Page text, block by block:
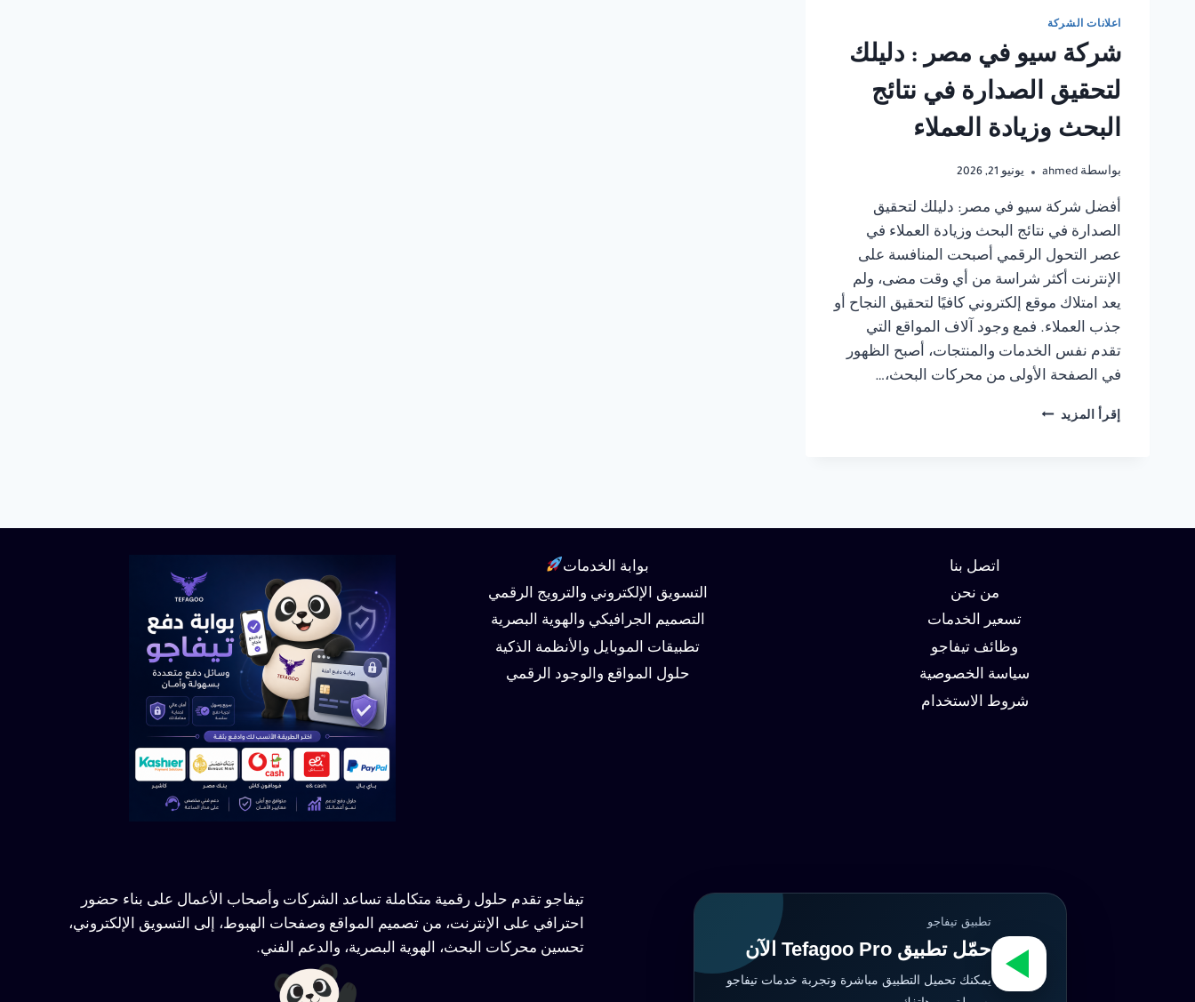
اعلانات الشركة
شركة سيو في مصر : دليلك
لتحقيق الصدارة في نتائج
البحث وزيادة العملاء
بواسطة ahmed يونيو 21, 2026
أفضل شركة سيو في مصر: دليلك لتحقيق
الصدارة في نتائج البحث وزيادة العملاء في
عصر التحول الرقمي أصبحت المنافسة على
الإنترنت أكثر شراسة من أي وقت مضى، ولم
يعد امتلاك موقع إلكتروني كافيًا لتحقيق النجاح أو
جذب العملاء. فمع وجود آلاف المواقع التي
تقدم نفس الخدمات والمنتجات، أصبح الظهور
في الصفحة الأولى من محركات البحث،…
إقرأ المزيد شركة
اتصل بنا
من نحن
تسعير الخدمات
وظائف تيفاجو
سياسة الخصوصية
شروط الاستخدام
بوابة الخدمات
التسويق الإلكتروني والترويج الرقمي
التصميم الجرافيكي والهوية البصرية
تطبيقات الموبايل والأنظمة الذكية
حلول المواقع والوجود الرقمي
تطبيق تيفاجو
حمّل تطبيق Tefagoo Pro الآن
يمكنك تحميل التطبيق مباشرة وتجربة خدمات تيفاجو
تيفاجو تقدم حلول رقمية متكاملة تساعد الشركات وأصحاب الأعمال على بناء حضور
احترافي على الإنترنت، من تصميم المواقع وصفحات الهبوط، إلى التسويق الإلكتروني،
تحسين محركات البحث، الهوية البصرية، والدعم الفني.